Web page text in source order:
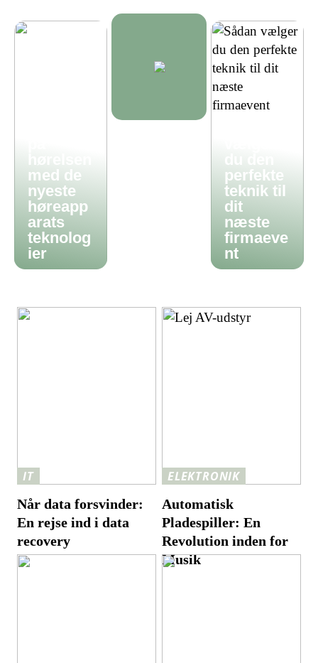
med de
nyeste
høreapp
arats
teknolog
ier
perfekte
teknik til
dit
næste
firmaeve
nt
IT
Når data forsvinder:
En rejse ind i data
recovery
ELEKTRONIK
Automatisk
Pladespiller: En
Revolution inden for
Musik